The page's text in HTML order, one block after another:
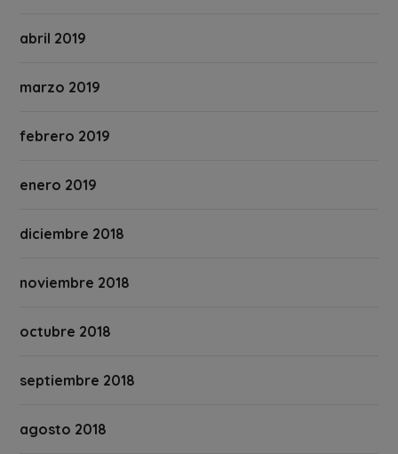
abril 2019
marzo 2019
febrero 2019
enero 2019
diciembre 2018
noviembre 2018
octubre 2018
septiembre 2018
agosto 2018